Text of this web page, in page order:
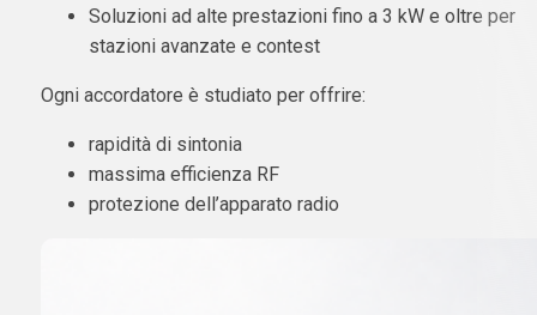
Soluzioni ad alte prestazioni fino a 3 kW e oltre per
stazioni avanzate e contest
Ogni accordatore è studiato per offrire:
rapidità di sintonia
massima efficienza RF
protezione dell’apparato radio